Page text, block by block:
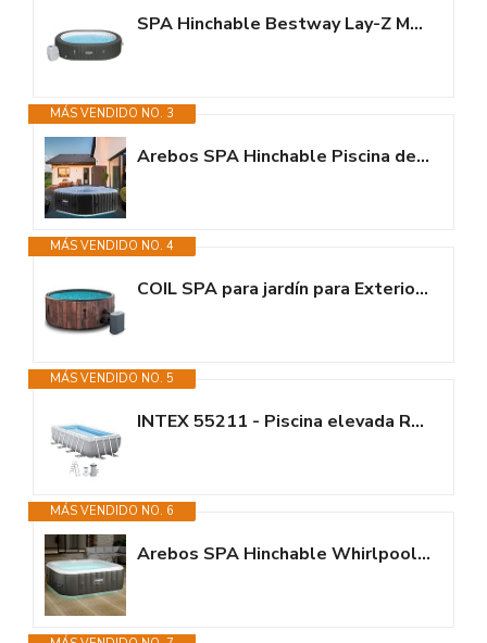
SPA Hinchable Bestway Lay-Z Mauritius 180 Burbujas AirJet 270x180×71 cm...
MÁS VENDIDO NO. 3
Arebos SPA Hinchable Piscina de hidromasaje con iluminación LED |...
MÁS VENDIDO NO. 4
COIL SPA para jardín para Exteriores, Resistente al Invierno, para 6...
MÁS VENDIDO NO. 5
INTEX 55211 - Piscina elevada Rectangular Prism Frame con depuradora
MÁS VENDIDO NO. 6
Arebos SPA Hinchable Whirlpool | Bañera de hidromasaje | 185x185cm | para...